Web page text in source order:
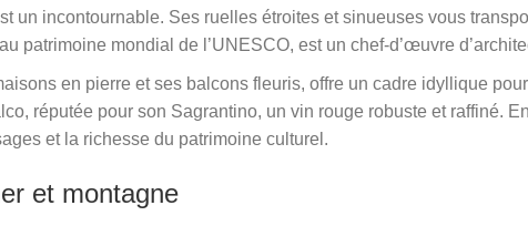
un incontournable. Ses ruelles étroites et sinueuses vous
patrimoine mondial de l’UNESCO, est un chef-d’œuvre
en pierre et ses balcons fleuris, offre un cadre idyllique
réputée pour son Sagrantino, un vin rouge robuste et raffiné.
et la richesse du patrimoine culturel.
et montagne